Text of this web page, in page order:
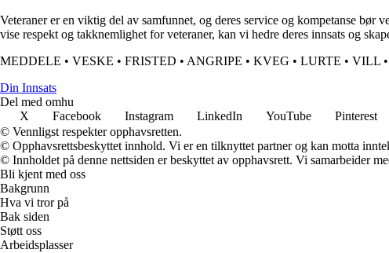
Veteraner er en viktig del av samfunnet, og deres service og kompetanse bør
vise respekt og takknemlighet for veteraner, kan vi hedre deres innsats og
MEDDELE • VESKE • FRISTED • ANGRIPE • KVEG • LURTE • VILL •
Din Innsats
Del med omhu
X
Facebook Instagram LinkedIn YouTube Pinterest
© Vennligst respekter opphavsretten.
© Opphavsrettsbeskyttet innhold. Vi er en tilknyttet partner og kan motta
© Innholdet på denne nettsiden er beskyttet av opphavsrett. Vi samarbeider
Bli kjent med oss
Bakgrunn
Hva vi tror på
Bak siden
Støtt oss
Arbeidsplasser